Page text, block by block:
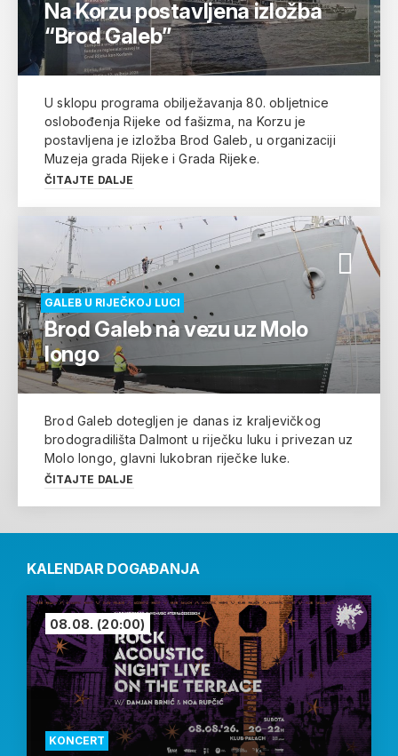
Na Korzu postavljena izložba
“Brod Galeb”
U sklopu programa obilježavanja 80. obljetnice
oslobođenja Rijeke od fašizma, na Korzu je
postavljena je izložba Brod Galeb, u organizaciji
Muzeja grada Rijeke i Grada Rijeke.
ČITAJTE DALJE
GALEB U RIJEČKOJ LUCI
Brod Galeb na vezu uz Molo
longo
Brod Galeb dotegljen je danas iz kraljevičkog
brodogradilišta Dalmont u riječku luku i privezan uz
Molo longo, glavni lukobran riječke luke.
ČITAJTE DALJE
KALENDAR DOGAĐANJA
KONCERT
08.08. (20:00)